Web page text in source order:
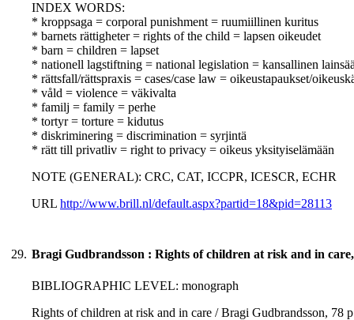
INDEX WORDS:
* kroppsaga = corporal punishment = ruumiillinen kuritus
* barnets rättigheter = rights of the child = lapsen oikeudet
* barn = children = lapset
* nationell lagstiftning = national legislation = kansallinen
* rättsfall/rättspraxis = cases/case law = oikeustapaukset/
* våld = violence = väkivalta
* familj = family = perhe
* tortyr = torture = kidutus
* diskriminering = discrimination = syrjintä
* rätt till privatliv = right to privacy = oikeus yksityiselämään
NOTE (GENERAL): CRC, CAT, ICCPR, ICESCR, ECHR
URL http://www.brill.nl/default.aspx?partid=18&pid=28113
29. Bragi Gudbrandsson : Rights of children at risk and in
BIBLIOGRAPHIC LEVEL: monograph
Rights of children at risk and in care / Bragi Gudbrandsson, 78